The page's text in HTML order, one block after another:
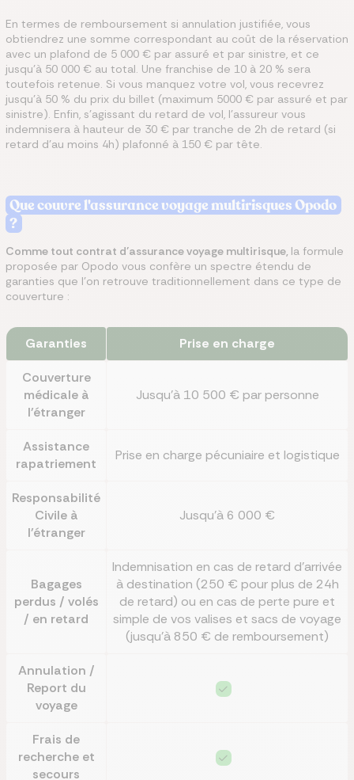
En termes de remboursement si annulation justifiée, vous
obtiendrez une somme correspondant au coût de la réservation
avec un plafond de 5 000 € par assuré et par sinistre, et ce
jusqu’à 50 000 € au total. Une franchise de 10 à 20 % sera
toutefois retenue. Si vous manquez votre vol, vous recevrez
jusqu’à 50 % du prix du billet (maximum 5000 € par assuré et par
sinistre). Enfin, s’agissant du retard de vol, l’assureur vous
indemnisera à hauteur de 30 € par tranche de 2h de retard (si
retard d’au moins 4h) plafonné à 150 € par tête.
Que couvre l'assurance voyage multirisques Opodo
?
Comme tout contrat d’assurance voyage multirisque, la formule
proposée par Opodo vous confère un spectre étendu de
garanties que l’on retrouve traditionnellement dans ce type de
couverture :
Garanties Prise en charge
Couverture
médicale à
l'étranger
Jusqu'à 10 500 € par personne
Assistance
rapatriement
Prise en charge pécuniaire et logistique
Responsabilité
Civile à
l'étranger
Jusqu'à 6 000 €
Bagages
perdus / volés
/ en retard
Indemnisation en cas de retard d’arrivée
à destination (250 € pour plus de 24h
de retard) ou en cas de perte pure et
simple de vos valises et sacs de voyage
(jusqu’à 850 € de remboursement)
Annulation /
Report du
voyage
Frais de
recherche et
secours